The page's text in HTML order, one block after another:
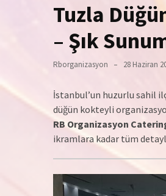
Tuzla
– Şık
Rborganizasyon 28 Haziran
İstanbul’un huzurlu sahil
düğün kokteyli
RB Organizasyon
ikramlara kadar tüm